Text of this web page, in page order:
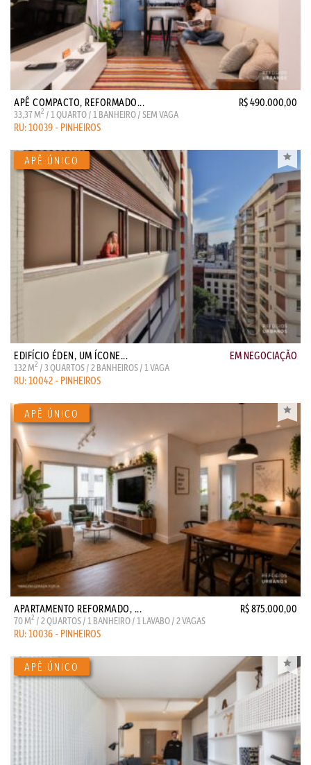
APÊ COMPACTO, REFORMADO... R$ 490.000,00
33,37 M2 / 1 QUARTO / 1 BANHEIRO / SEM VAGA
RU: 10039 - PINHEIROS
EDIFÍCIO ÉDEN, UM ÍCONE... EM NEGOCIAÇÃO
132 M2 / 3 QUARTOS / 2 BANHEIROS / 1 VAGA
RU: 10042 - PINHEIROS
APARTAMENTO REFORMADO, ... R$ 875.000,00
70 M2 / 2 QUARTOS / 1 BANHEIRO / 1 LAVABO / 2 VAGAS
RU: 10036 - PINHEIROS